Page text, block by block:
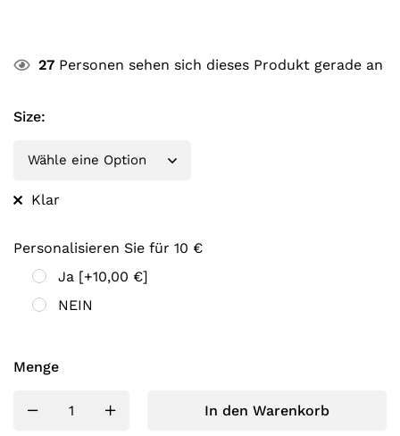
27 Personen sehen sich dieses Produkt gerade an
Size:
Klar
Personalisieren Sie für 10 €
Ja [+10,00 €]
NEIN
Menge
In den Warenkorb